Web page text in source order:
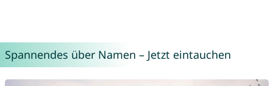
Spannendes über Namen – Jetzt eintauchen